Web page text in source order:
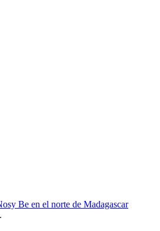
Be en el norte de Madagascar